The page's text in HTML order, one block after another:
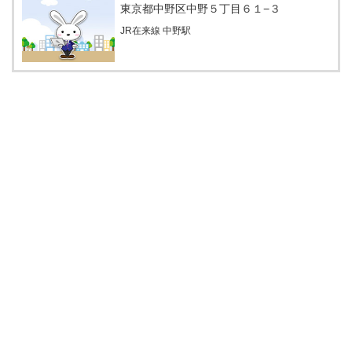
東京都中野区中野５丁目６１−３
JR在来線 中野駅